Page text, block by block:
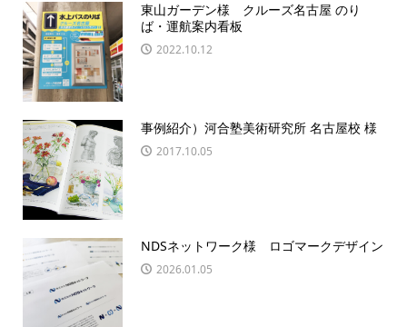
東山ガーデン様 クルーズ名古屋 のり
ば・運航案内看板
2022.10.12
事例紹介）河合塾美術研究所 名古屋校 様
2017.10.05
NDSネットワーク様 ロゴマークデザイン
2026.01.05